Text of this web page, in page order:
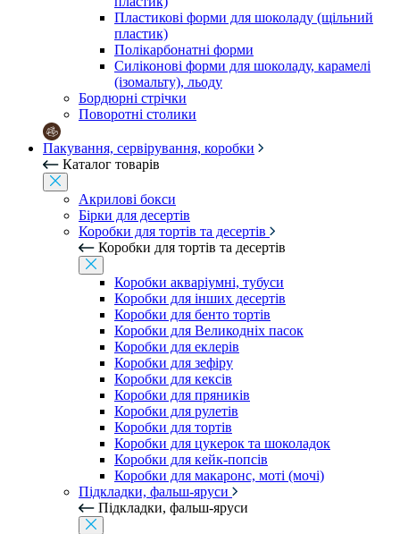
Пластикові форми для шоколаду (щільний
пластик)
Полікарбонатні форми
Силіконові форми для шоколаду, карамелі
(ізомальту), льоду
Бордюрні стрічки
Поворотні столики
Пакування, сервірування, коробки
Каталог товарів
Акрилові бокси
Бірки для десертів
Коробки для тортів та десертів
Коробки для тортів та десертів
Коробки акваріумні, тубуси
Коробки для інших десертів
Коробки для бенто тортів
Коробки для Великодніх пасок
Коробки для еклерів
Коробки для зефіру
Коробки для кексів
Коробки для пряників
Коробки для рулетів
Коробки для тортів
Коробки для цукерок та шоколадок
Коробки для кейк-попсів
Коробки для макаронс, моті (мочі)
Підкладки, фальш-яруси
Підкладки, фальш-яруси